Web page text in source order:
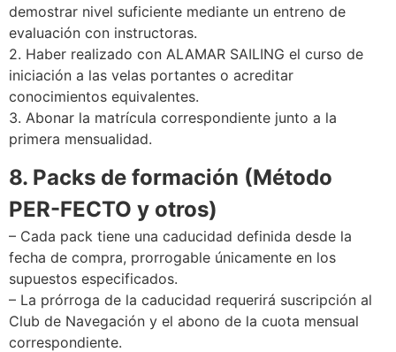
demostrar nivel suficiente mediante un entreno de
evaluación con instructoras.
2. Haber realizado con ALAMAR SAILING el curso de
iniciación a las velas portantes o acreditar
conocimientos equivalentes.
3. Abonar la matrícula correspondiente junto a la
primera mensualidad.
8. Packs de formación (Método
PER-FECTO y otros)
– Cada pack tiene una caducidad definida desde la
fecha de compra, prorrogable únicamente en los
supuestos especificados.
– La prórroga de la caducidad requerirá suscripción al
Club de Navegación y el abono de la cuota mensual
correspondiente.